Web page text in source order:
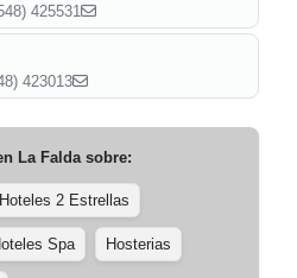
425531
423013
La Faldasobre:
Hoteles 2 Estrellas
Spa Hosterias